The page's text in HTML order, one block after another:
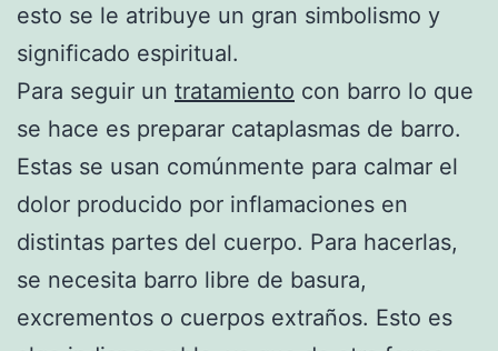
esto se le atribuye un gran simbolismo y
significado espiritual.
Para seguir un tratamiento con barro lo que
se hace es preparar cataplasmas de barro.
Estas se usan comúnmente para calmar el
dolor producido por inflamaciones en
distintas partes del cuerpo. Para hacerlas,
se necesita barro libre de basura,
excrementos o cuerpos extraños. Esto es